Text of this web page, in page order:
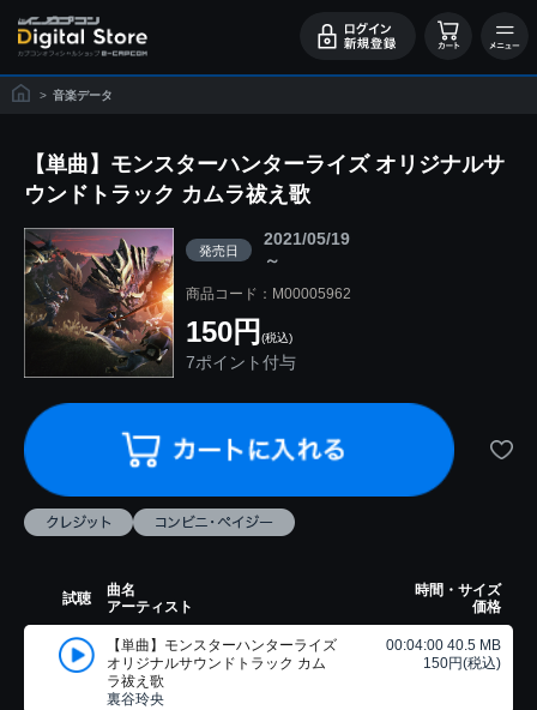
> 音楽データ
【単曲】モンスターハンターライズ オリジナルサ
ウンドトラック カムラ祓え歌
発売日
2021/05/19
～
商品コード：M00005962
150円 (税込)
7ポイント付与
試聴
曲名
アーティスト
時間・サイズ
価格
【単曲】モンスターハンターライズ
オリジナルサウンドトラック カム
ラ祓え歌
裏谷玲央
00:04:00 40.5 MB
150円(税込)